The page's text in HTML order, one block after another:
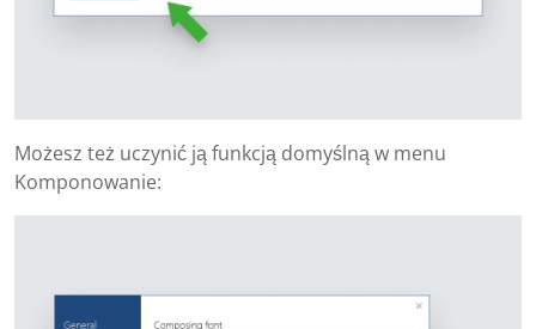
Możesz też uczynić ją funkcją domyślną w menu
Komponowanie: